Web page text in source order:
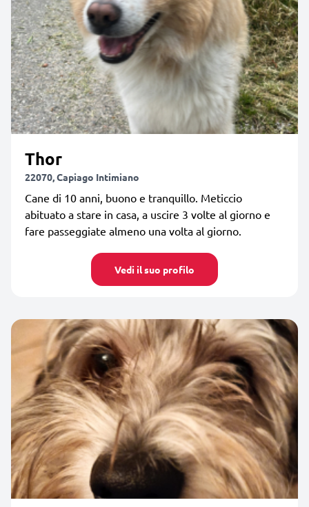
Thor
22070, Capiago Intimiano
Cane di 10 anni, buono e tranquillo. Meticcio
abituato a stare in casa, a uscire 3 volte al giorno e
fare passeggiate almeno una volta al giorno.
Vedi il suo profilo